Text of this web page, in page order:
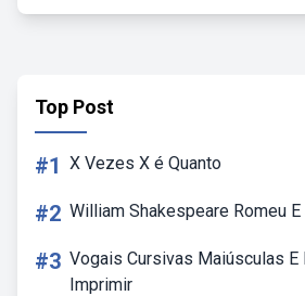
Top Post
#1 X Vezes X é Quanto
#2 William Shakespeare Romeu
#3 Vogais Cursivas Maiúsculas E
Imprimir